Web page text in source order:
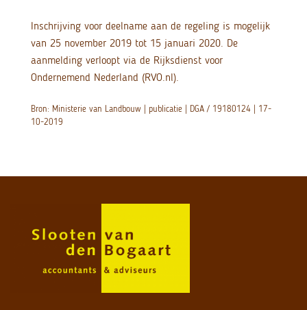
Inschrijving voor deelname aan de regeling is mogelijk
van 25 november 2019 tot 15 januari 2020. De
aanmelding verloopt via de Rijksdienst voor
Ondernemend Nederland (RVO.nl).
Bron: Ministerie van Landbouw | publicatie | DGA / 19180124 | 17-
10-2019